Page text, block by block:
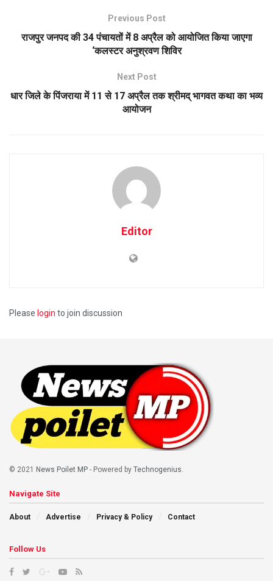
Previous Post
राजपुर जनपद की 34 पंचायतों में 8 अप्रैल को आयोजित किया जाएगा
‘कलस्टर अनुश्रवण शिविर
Next Post
धार जिले के पिंजराया में 11 से 17 अप्रैल तक श्रीमद् भागवत कथा का भव्य
आयोजन
Editor
Please login to join discussion
© 2021 News Poilet MP - Powered by Technogenius
Navigate Site
About Advertise Privacy & Policy Contact
Follow Us